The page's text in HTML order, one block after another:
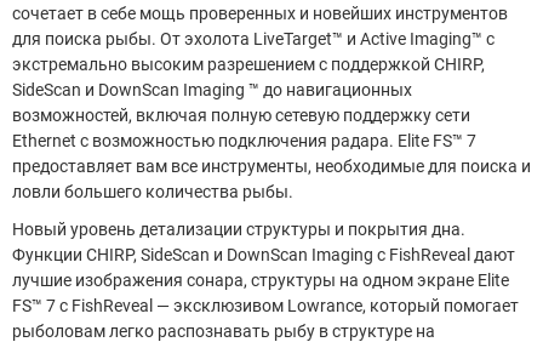
сочетает в себе мощь проверенных и новейших инструментов
для поиска рыбы. От эхолота LiveTarget™ и Active Imaging™ с
экстремально высоким разрешением с поддержкой CHIRP,
SideScan и DownScan Imaging ™ до навигационных
возможностей, включая полную сетевую поддержку сети
Ethernet с возможностью подключения радара. Elite FS™ 7
предоставляет вам все инструменты, необходимые для поиска и
ловли большего количества рыбы.
Новый уровень детализации структуры и покрытия дна.
Функции CHIRP, SideScan и DownScan Imaging с FishReveal дают
лучшие изображения сонара, структуры на одном экране Elite
FS™ 7 с FishReveal — эксклюзивом Lowrance, который помогает
рыболовам легко распознавать рыбу в структуре на